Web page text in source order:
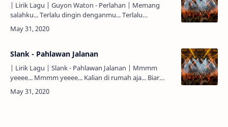
| Lirik Lagu | Guyon Waton - Perlahan | Memang
salahku... Terlalu dingin denganmu... Terlalu
mendiamkanmu... Kau yang selalu
memperhatikanku... Dan sebenarnya aku …
Slank - Pahlawan Jalanan
| Lirik Lagu | Slank - Pahlawan Jalanan | Mmmm
yeeee... Mmmm yeeee... Kalian di rumah aja... Biar
kami yang mencari jalan... Hidup pantang menyerah...
Kerja keras …